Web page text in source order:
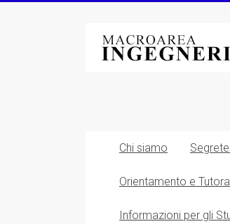
Macroarea
di
Università
degli
Studi
Chi siamo
Orientamento e
Informazioni per gli